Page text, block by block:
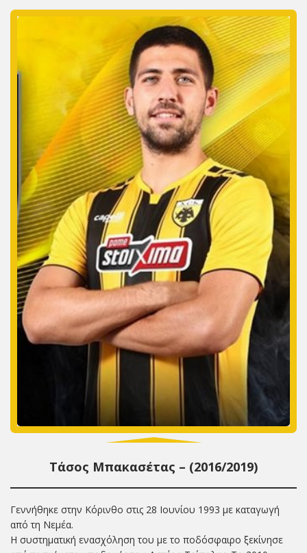
Τάσος Μπακασέτας – (2016/2019)
Γεννήθηκε στην Κόρινθο στις 28 Ιουνίου 1993 με καταγωγή
από τη Νεμέα.
Η συστηματική ενασχόληση του με το ποδόσφαιρο ξεκίνησε